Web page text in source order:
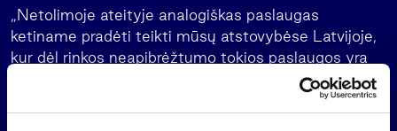
„Netolimoje ateityje analogiškas paslaugas
ketiname pradėti teikti mūsų atstovybėse Latvijoje,
kur dėl rinkos neapibrėžtumo tokios paslaugos yra
itin svarbios ir reikalingos, bei Ukrainoje, kur yra
didelis investavimo analizės poreikis“, – sakė D.